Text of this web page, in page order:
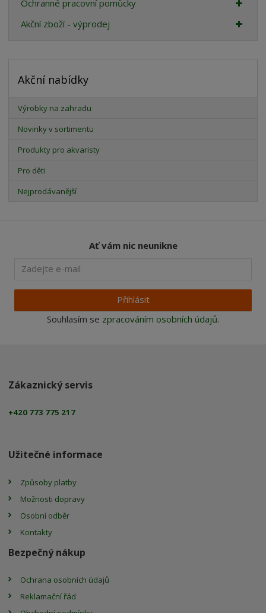
Ochranné pracovní pomůcky
Akční zboží - výprodej
Akční nabídky
Výrobky na zahradu
Novinky v sortimentu
Produkty pro akvaristy
Pro děti
Nejprodávanější
Ať vám nic neunikne
Přihlásit
Souhlasím se zpracováním osobních údajů.
Zákaznický servis
+420 773 775 217
Užitečné informace
Způsoby platby
Možnosti dopravy
Osobní odběr
Kontakty
Bezpečný nákup
Ochrana osobních údajů
Reklamační řád